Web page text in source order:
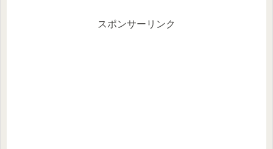
スポンサーリンク